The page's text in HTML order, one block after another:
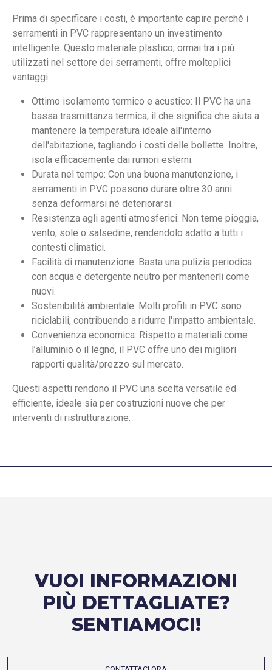
Prima di specificare i costi, è importante capire perché i
serramenti in PVC rappresentano un investimento
intelligente. Questo materiale plastico, ormai tra i più
utilizzati nel settore dei serramenti, offre molteplici
vantaggi.
Ottimo isolamento termico e acustico: Il PVC ha una
bassa trasmittanza termica, il che significa che aiuta a
mantenere la temperatura ideale all'interno
dell'abitazione, tagliando i costi delle bollette. Inoltre,
isola efficacemente dai rumori esterni.
Durata nel tempo: Con una buona manutenzione, i
serramenti in PVC possono durare oltre 30 anni
senza deformarsi né deteriorarsi.
Resistenza agli agenti atmosferici: Non teme pioggia,
vento, sole o salsedine, rendendolo adatto a tutti i
contesti climatici.
Facilità di manutenzione: Basta una pulizia periodica
con acqua e detergente neutro per mantenerli come
nuovi.
Sostenibilità ambientale: Molti profili in PVC sono
riciclabili, contribuendo a ridurre l'impatto ambientale.
Convenienza economica: Rispetto a materiali come
l’alluminio o il legno, il PVC offre uno dei migliori
rapporti qualità/prezzo sul mercato.
Questi aspetti rendono il PVC una scelta versatile ed
efficiente, ideale sia per costruzioni nuove che per
interventi di ristrutturazione.
VUOI INFORMAZIONI
PIÙ DETTAGLIATE?
SENTIAMOCI!